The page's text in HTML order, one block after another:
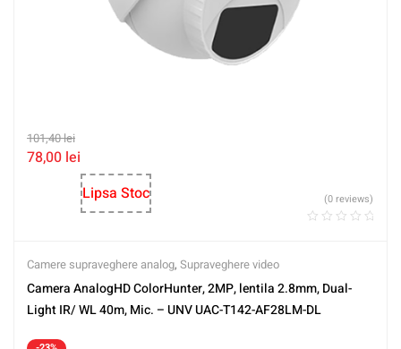
101,40lei
78,00 lei
Lipsa Stoc
(0 reviews)
Camere supraveghere analog, Supraveghere video
Camera AnalogHD ColorHunter, 2MP, lentila 2.8mm, Dual-
Light IR/ WL 40m, Mic. – UNV UAC-T142-AF28LM-DL